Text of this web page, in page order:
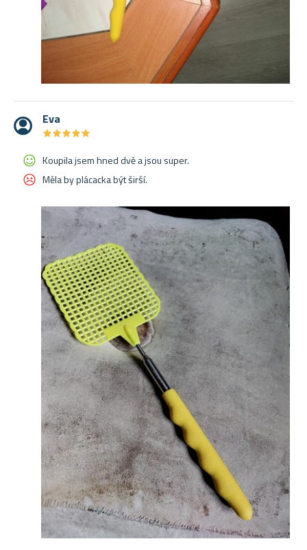
Eva
★★★★★
★★★★★
Koupila jsem hned dvě a jsou super.
Měla by plácacka být širší.